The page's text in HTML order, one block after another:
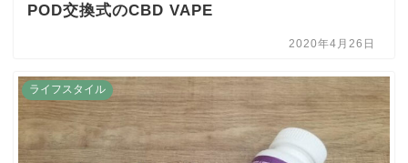
POD交換式のCBD VAPE
2020年4月26日
ライフスタイル